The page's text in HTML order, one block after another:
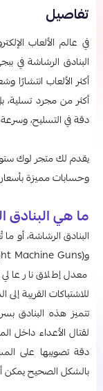
تفاصيل
في عالم الألعاب
البنادق الرشاشة في
أكثر الألعاب انتشارًا
أكثر من مجرد تسلية،
دقة في التسليح، وسرعة
يقدم لك متجر لوك
وحسابات مميزة
ما هي البنادق
معدل إطلاق نار
للاشتباكات القريبة
تتميز هذه البنادق
لقتال الأعداء داخل
دقة تصويبها على
بالشكل الصحيح يمكن